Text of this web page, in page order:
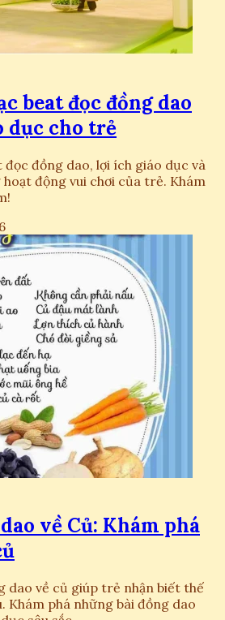
beat đọc đồng dao
dục cho trẻ
đọc đồng dao, lợi ích giáo dục và
động vui chơi của trẻ. Khám
về Củ: Khám phá
dao về củ giúp trẻ nhận biết thế
Khám phá những bài đồng dao